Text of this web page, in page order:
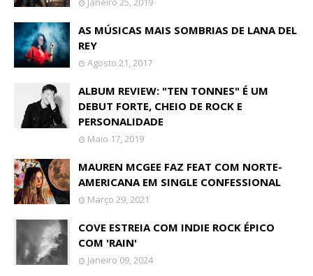
AS MÚSICAS MAIS SOMBRIAS DE LANA DEL
REY
Agosto 21, 2017
ALBUM REVIEW: "TEN TONNES" É UM
DEBUT FORTE, CHEIO DE ROCK E
PERSONALIDADE
Maio 17, 2019
MAUREN MCGEE FAZ FEAT COM NORTE-
AMERICANA EM SINGLE CONFESSIONAL
Março 29, 2021
COVE ESTREIA COM INDIE ROCK ÉPICO
COM 'RAIN'
Janeiro 09, 2024